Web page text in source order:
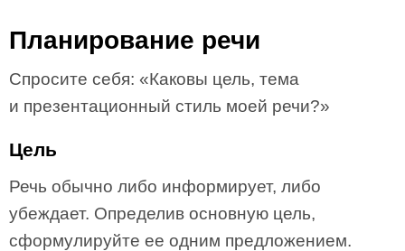
Планирование речи
Спросите себя: «Каковы цель, тема
и презентационный стиль моей речи?»
Цель
Речь обычно либо информирует, либо
убеждает. Определив основную цель,
сформулируйте ее одним предложением.